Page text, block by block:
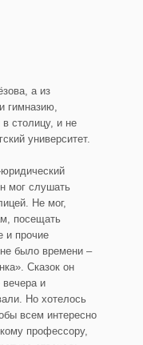
а из
гимназию,
столицу, и не
университет.
мог слушать
Не мог,
посещать
и прочие
было времени –
Сказок он
вечера и
Но хотелось
всем интересно
профессору,